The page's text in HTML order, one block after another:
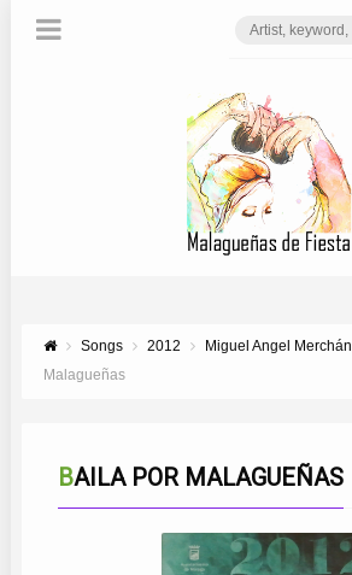
Songs 2012 Miguel Angel Merchán
Malagueñas
BAILA POR MALAGUEÑAS